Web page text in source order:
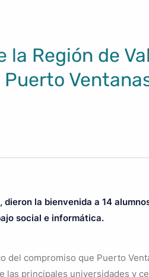
la Región de
la bienvenida a 14
social e informática.
del compromiso que Puerto
las principales universidades y